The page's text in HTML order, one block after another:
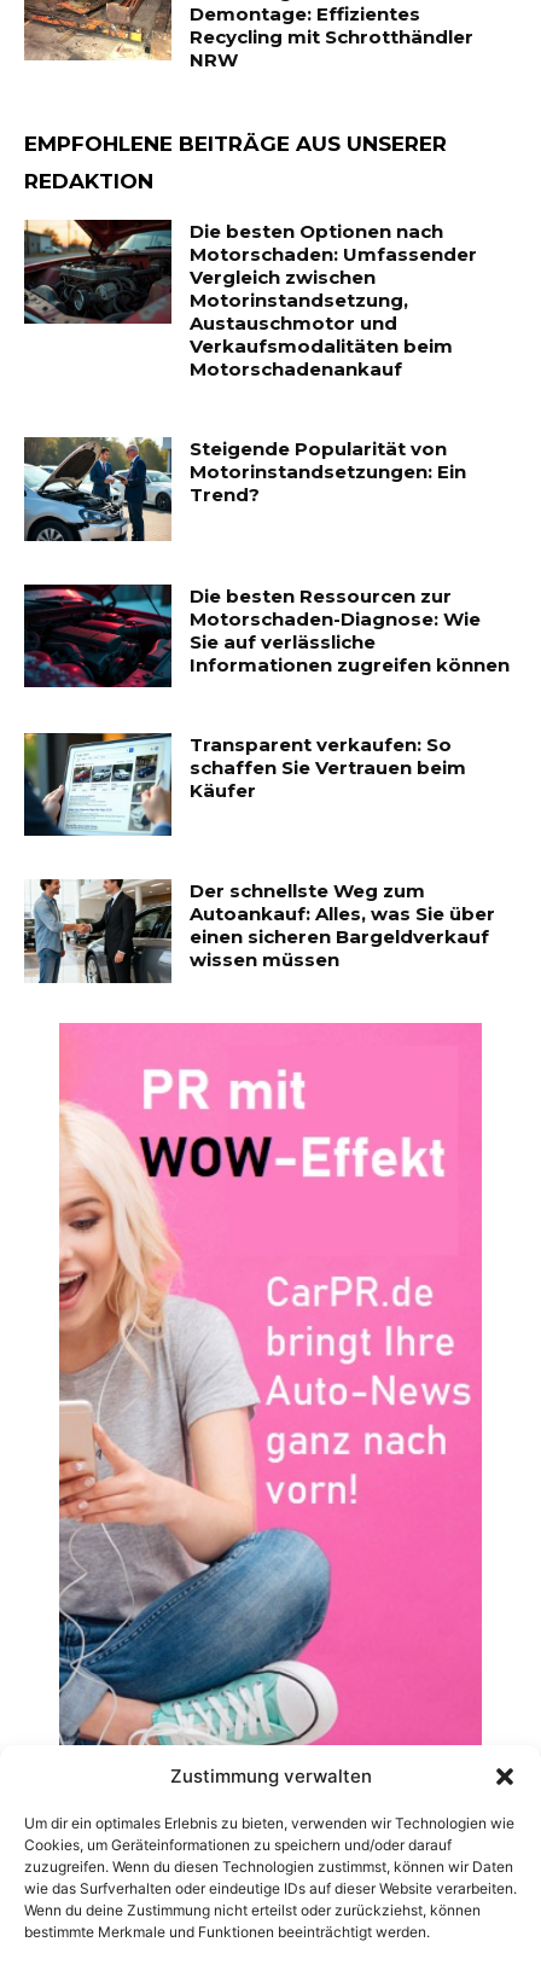
Zustimmung verwalten
Um dir ein optimales Erlebnis zu bieten, verwenden wir Technologien wie
Cookies, um Geräteinformationen zu speichern und/oder darauf
zuzugreifen. Wenn du diesen Technologien zustimmst, können wir Daten
wie das Surfverhalten oder eindeutige IDs auf dieser Website verarbeiten.
Wenn du deine Zustimmung nicht erteilst oder zurückziehst, können
bestimmte Merkmale und Funktionen beeinträchtigt werden.
Demontage: Effizientes
Recycling mit Schrotthändler
NRW
EMPFOHLENE BEITRÄGE AUS UNSERER
REDAKTION
Die besten Optionen nach
Motorschaden: Umfassender
Vergleich zwischen
Motorinstandsetzung,
Austauschmotor und
Verkaufsmodalitäten beim
Motorschadenankauf
Steigende Popularität von
Motorinstandsetzungen: Ein
Trend?
Die besten Ressourcen zur
Motorschaden-Diagnose: Wie
Sie auf verlässliche
Informationen zugreifen können
Transparent verkaufen: So
schaffen Sie Vertrauen beim
Käufer
Der schnellste Weg zum
Autoankauf: Alles, was Sie über
einen sicheren Bargeldverkauf
wissen müssen